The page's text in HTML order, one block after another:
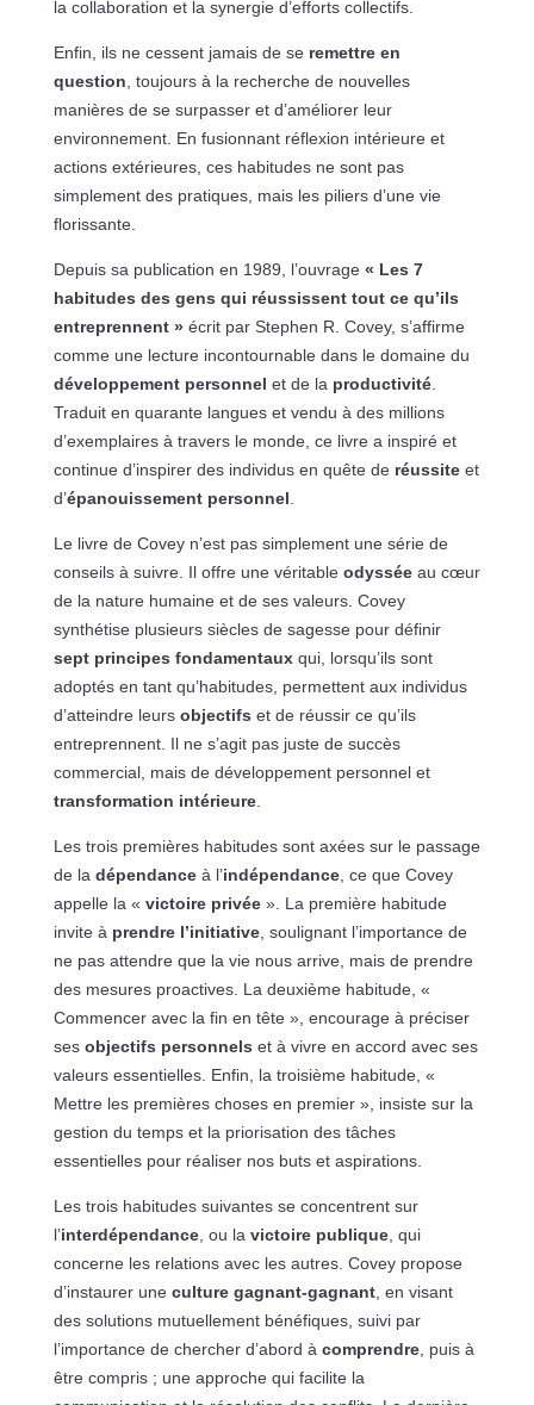
la collaboration et la synergie d’efforts collectifs.
Enfin, ils ne cessent jamais de se remettre en
question , toujours à la recherche de nouvelles
manières de se surpasser et d’améliorer leur
environnement. En fusionnant réflexion intérieure et
actions extérieures, ces habitudes ne sont pas
simplement des pratiques, mais les piliers d’une vie
florissante.
Depuis sa publication en 1989, l’ouvrage « Les 7
habitudes des gens qui réussissent tout ce qu’ils
entreprennent »écrit par Stephen R. Covey, s’affirme
comme une lecture incontournable dans le domaine du
développement personnel et de la productivité.
Traduit en quarante langues et vendu à des millions
d’exemplaires à travers le monde, ce livre a inspiré et
continue d’inspirer des individus en quête de réussiteet
d’épanouissement personnel
Le livre de Covey n’est pas simplement une série de
conseils à suivre. Il offre une véritable odysséeau cœur
de la nature humaine et de ses valeurs. Covey
synthétise plusieurs siècles de sagesse pour définir
sept principes fondamentauxqui, lorsqu’ils sont
adoptés en tant qu’habitudes, permettent aux individus
d’atteindre leurs objectifs et de réussir ce qu’ils
entreprennent. Il ne s’agit pas juste de succès
commercial, mais de développement personnel et
transformation intérieure.
Les trois premières habitudes sont axées sur le passage
de la dépendanceà l’indépendance, ce que Covey
appelle la « victoire privée». La première habitude
invite à prendre l’initiative, soulignant l’importance de
ne pas attendre que la vie nous arrive, mais de prendre
des mesures proactives. La deuxième habitude, «
Commencer avec la fin en tête », encourage à préciser
ses objectifs personnels et à vivre en accord avec ses
valeurs essentielles. Enfin, la troisième habitude, «
Mettre les premières choses en premier », insiste sur la
gestion du temps et la priorisation des tâches
essentielles pour réaliser nos buts et aspirations.
Les trois habitudes suivantes se concentrent sur
l’interdépendance, ou la victoire publique, qui
concerne les relations avec les autres. Covey propose
d’instaurer une culture gagnant-gagnant, en visant
des solutions mutuellement bénéfiques, suivi par
l’importance de chercher d’abord à comprendre, puis à
être compris ; une approche qui facilite la